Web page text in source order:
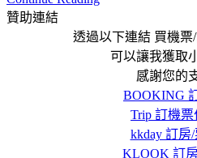
贊助連結
透過以下連結 買機票
可以讓我獲取
感謝您的
BOOKING
Trip 訂機票
kkday 訂房/
KLOOK 訂